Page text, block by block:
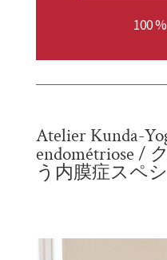
100
Atelier Kunda-
endométriose /
う内膜症スペ